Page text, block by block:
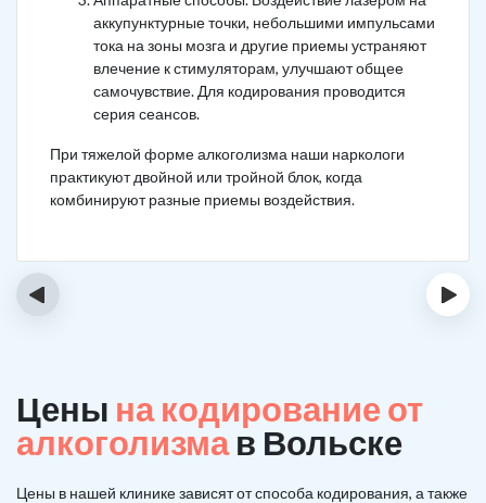
аккупунктурные точки, небольшими импульсами
тока на зоны мозга и другие приемы устраняют
влечение к стимуляторам, улучшают общее
самочувствие. Для кодирования проводится
серия сеансов.
При тяжелой форме алкоголизма наши наркологи
практикуют двойной или тройной блок, когда
комбинируют разные приемы воздействия.
‹ ›
Цены на кодирование от
алкоголизмав Вольске
Цены в нашей клинике зависят от способа кодирования, а также